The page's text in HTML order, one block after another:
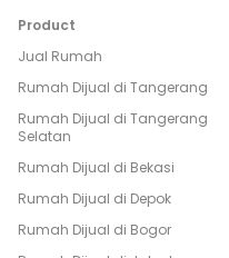
Product
Jual Rumah
Rumah Dijual di Tangerang
Rumah Dijual di Tangerang
Selatan
Rumah Dijual di Bekasi
Rumah Dijual di Depok
Rumah Dijual di Bogor